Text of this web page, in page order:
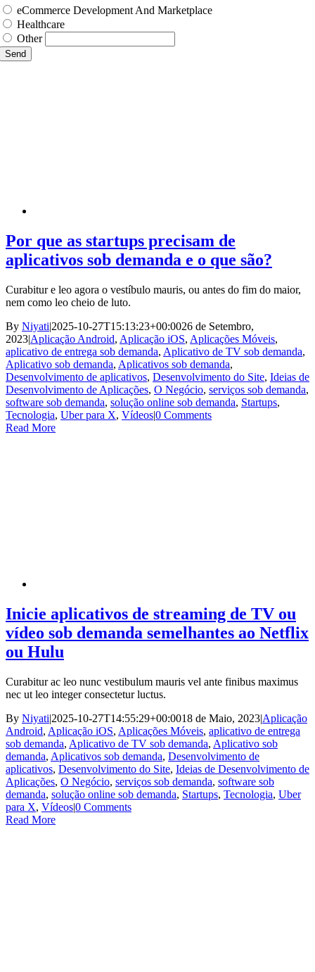
eCommerce Development And Marketplace
Healthcare
Other
Send
Por que as startups precisam de
aplicativos sob demanda e o que são?
Curabitur e leo agora o vestíbulo mauris, ou antes do fim do maior,
nem como leo cheio de luto.
By Niyati|2025-10-27T15:13:23+00:0026 de Setembro,
2023|Aplicação Android, Aplicação iOS, Aplicações Móveis,
aplicativo de entrega sob demanda, Aplicativo de TV sob demanda,
Aplicativo sob demanda, Aplicativos sob demanda,
Desenvolvimento de aplicativos, Desenvolvimento do Site, Ideias de
Desenvolvimento de Aplicações, O Negócio, serviços sob demanda,
software sob demanda, solução online sob demanda, Startups,
Tecnologia, Uber para X, Vídeos|0 Comments
Read More
Inicie aplicativos de streaming de TV ou
vídeo sob demanda semelhantes ao Netflix
ou Hulu
Curabitur ac leo nunc vestibulum mauris vel ante finibus maximus
nec ut leo integer consectetur luctus.
By Niyati|2025-10-27T14:55:29+00:0018 de Maio, 2023|Aplicação
Android, Aplicação iOS, Aplicações Móveis, aplicativo de entrega
sob demanda, Aplicativo de TV sob demanda, Aplicativo sob
demanda, Aplicativos sob demanda, Desenvolvimento de
aplicativos, Desenvolvimento do Site, Ideias de Desenvolvimento de
Aplicações, O Negócio, serviços sob demanda, software sob
demanda, solução online sob demanda, Startups, Tecnologia, Uber
para X, Vídeos|0 Comments
Read More